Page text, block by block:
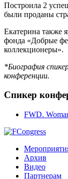
Построила 2
были проданы
Екатерина также
фонда «Добрые
коллекционеры».
*Биография
конференции.
Спикер
FWD.
Архив
Видео
Партнерам